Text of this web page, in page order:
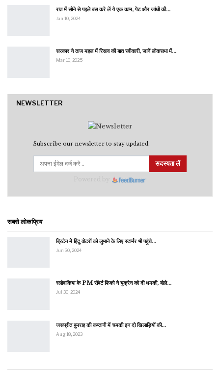
रात में सोने से पहले बस करे लें ये एक काम, पेट और जांघों की…
Jan 10, 2024
सरकार ने ताज महल में रिसाव की बात स्वीकारी, जानें लोकसभा में…
Mar 10, 2025
NEWSLETTER
Subscribe our newsletter to stay updated.
सदस्यता लें
सबसे लोकप्रिय
ब्रिटेन में हिंदू वोटरों को लुभाने के लिए स्टार्मर भी पहुंचे…
Jun 30, 2024
स्लोवाकिया के PM रॉबर्ट फिको ने यूक्रेन को दी धमकी, बोले…
Jul 30, 2024
जसप्रीत बुमराह की कप्तानी में चमकी इन दो खिलाड़ियों की…
Aug 18, 2023